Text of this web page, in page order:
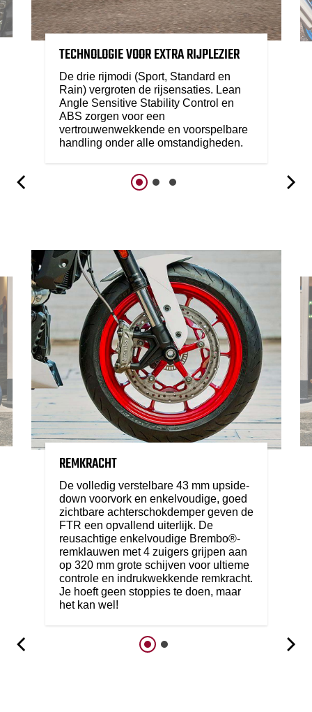
TECHNOLOGIE VOOR EXTRA RIJPLEZIER
De drie rijmodi (Sport, Standard en
Rain) vergroten de rijsensaties. Lean
Angle Sensitive Stability Control en
ABS zorgen voor een
vertrouwenwekkende en voorspelbare
handling onder alle omstandigheden.
REMKRACHT
De volledig verstelbare 43 mm upside-
down voorvork en enkelvoudige, goed
zichtbare achterschokdemper geven de
FTR een opvallend uiterlijk. De
reusachtige enkelvoudige Brembo®-
remklauwen met 4 zuigers grijpen aan
op 320 mm grote schijven voor ultieme
controle en indrukwekkende remkracht.
Je hoeft geen stoppies te doen, maar
het kan wel!